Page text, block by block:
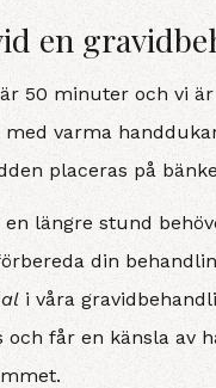
en
50 minuter och vi
varma
placeras på
längre stund
din
i våra
får en känsla av